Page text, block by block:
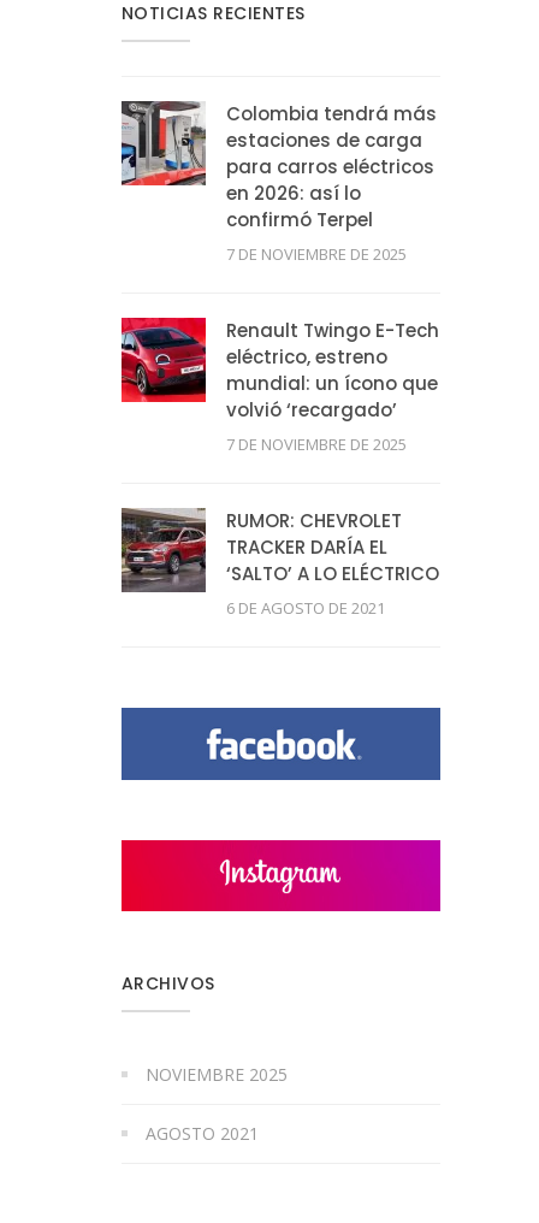
NOTICIAS RECIENTES
Colombia tendrá más
estaciones de carga
para carros eléctricos
en 2026: así lo
confirmó Terpel
7 DE NOVIEMBRE DE 2025
Renault Twingo E-Tech
eléctrico, estreno
mundial: un ícono que
volvió ‘recargado’
7 DE NOVIEMBRE DE 2025
RUMOR: CHEVROLET
TRACKER DARÍA EL
‘SALTO’ A LO ELÉCTRICO
6 DE AGOSTO DE 2021
ARCHIVOS
NOVIEMBRE 2025
AGOSTO 2021